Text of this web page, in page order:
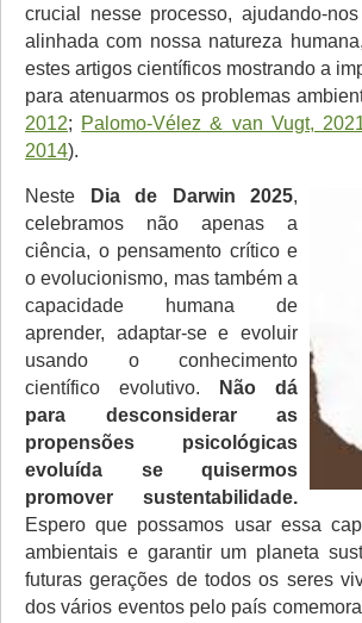
crucial nesse processo, ajudando-
alinhada com nossa natureza
estes artigos científicos mostrando a
para atenuarmos os problemas
2012; Palomo-Vélez & van Vugt,
2014).
Neste Dia de Darwin 2025,
celebramos não apenas a
ciência, o pensamento crítico e
o evolucionismo, mas também a
capacidade humana de
aprender, adaptar-se e evoluir
usando o conhecimento
científico evolutivo. Não dá
para desconsiderar as
propensões psicológicas
evoluída se quisermos
promover sustentabilidade.
Espero que possamos usar essa
ambientais e garantir um planeta
futuras gerações de todos os seres
dos vários eventos pelo país